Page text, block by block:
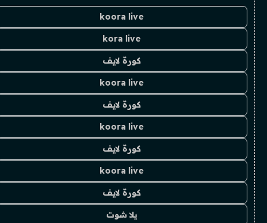
koora live
kora live
كورة لايف
koora live
كورة لايف
koora live
كورة لايف
koora live
كورة لايف
يلا شوت